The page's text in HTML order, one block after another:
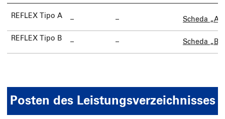
REFLEX Tipo A – – Scheda „A“
REFLEX Tipo B – – Scheda „B“
Posten des Leistungsverzeichnisses